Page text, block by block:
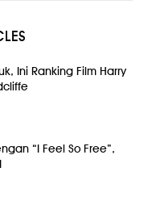
Ini Ranking Film Harry
“I Feel So Free”,